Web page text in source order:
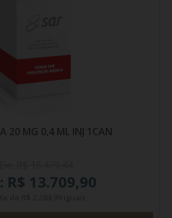
20 MG 0,4 ML INJ 1CAN
R$ 13.709,90